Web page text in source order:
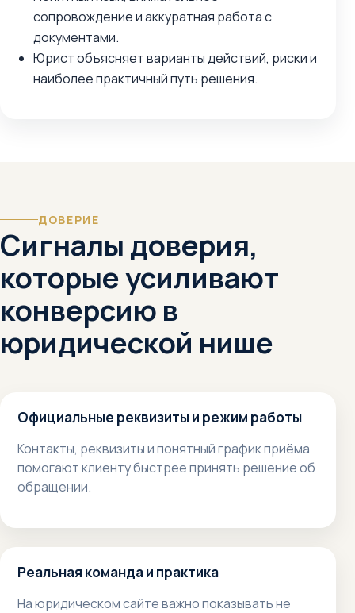
сопровождение и аккуратная работа с
документами.
Юрист объясняет варианты действий, риски и
наиболее практичный путь решения.
ДОВЕРИЕ
Сигналы доверия,
которые усиливают
конверсию в
юридической нише
Официальные реквизиты и режим работы
Контакты, реквизиты и понятный график приёма
помогают клиенту быстрее принять решение об
обращении.
Реальная команда и практика
На юридическом сайте важно показывать не